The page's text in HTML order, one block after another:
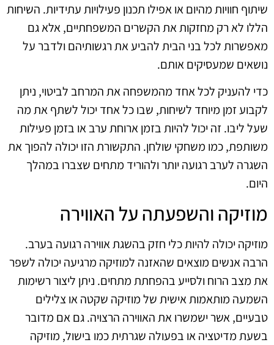
שיתוף חוויות מהיום או אפילו תכנון פעילויות עתידיות. השיחות
הללו לא רק מחזקות את הקשרים המשפחתיים, אלא גם
מאפשרות לכל בני הבית להביע את רגשותיהם ולדבר על
נושאים שמעסיקים אותם.
כדי להעניק לכל אחד מהמשפחה את המרחב לביטוי, ניתן
לקבוע זמן מיוחד לשיחות, שבו כל אחד יכול לשתף את מה
שעל ליבו. זה יכול להיות בזמן ארוחת ערב או בזמן פעילות
משותפת, כמו משחקי שולחן. התקשורת הזו יכולה להפוך את
השגרה לערב רגועה יותר ולהוריד מתחים שצברו במהלך
היום.
מוזיקה והשפעתה על האווירה
מוזיקה יכולה להיות כלי חזק בהשגת אווירה רגועה בערב.
הרבה אנשים מוצאים שהאזנה למוזיקה מרגיעה יכולה לשפר
את מצב הרוח ולסייע בהפחתת מתחים. ניתן ליצור רשימות
השמעה מותאמות אישית של מוזיקה שקטה או צלילים
טבעיים, אשר ישמשרו את האווירה הרצויה. גם אם מדובר
בשעת מדיטציה או בפעולה שגרתית כמו בישול, מוזיקה